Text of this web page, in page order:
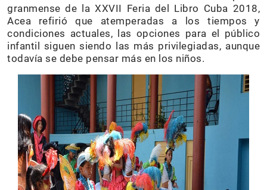
granmense de la XXVII Feria del Libro Cuba 2018,
Acea refirió que atemperadas a los tiempos y
condiciones actuales, las opciones para el público
infantil siguen siendo las más privilegiadas, aunque
todavía se debe pensar más en los niños.